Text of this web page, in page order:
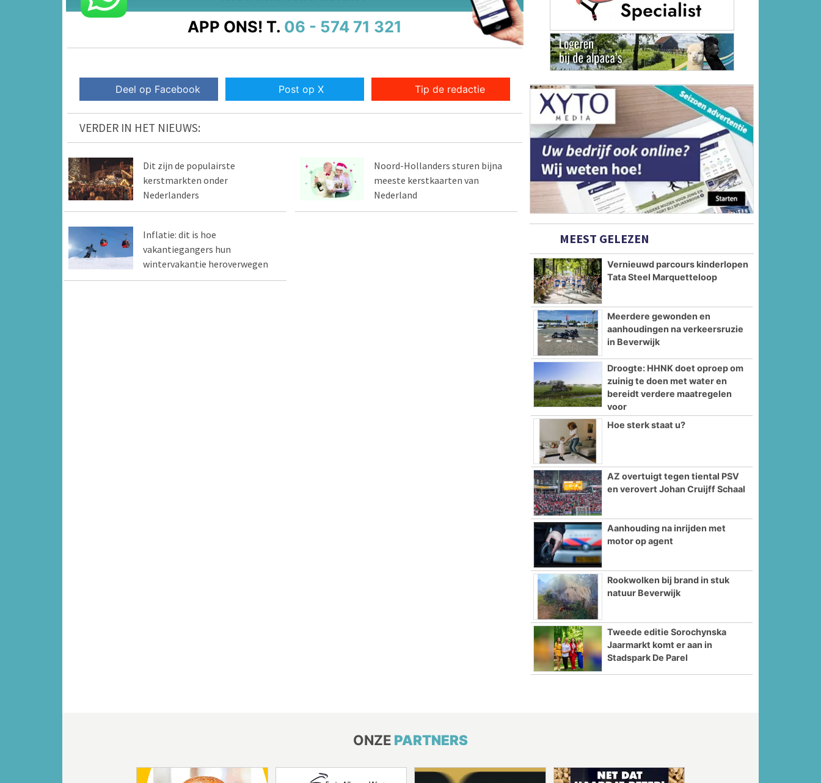
APP ONS! T. 06 - 574 71 321
Deel op Facebook Post op X Tip de redactie
VERDER IN HET NIEUWS:
Dit zijn de populairste
kerstmarkten onder
Nederlanders
Noord-Hollanders sturen bijna
meeste kerstkaarten van
Nederland
Inflatie: dit is hoe
vakantiegangers hun
wintervakantie heroverwegen
MEEST GELEZEN
Vernieuwd parcours kinderlopen
Tata Steel Marquetteloop
Meerdere gewonden en
aanhoudingen na verkeersruzie
in Beverwijk
Droogte: HHNK doet oproep om
zuinig te doen met water en
bereidt verdere maatregelen
voor
Hoe sterk staat u?
AZ overtuigt tegen tiental PSV
en verovert Johan Cruijff Schaal
Aanhouding na inrijden met
motor op agent
Rookwolken bij brand in stuk
natuur Beverwijk
Tweede editie Sorochynska
Jaarmarkt komt er aan in
Stadspark De Parel
ONZE PARTNERS